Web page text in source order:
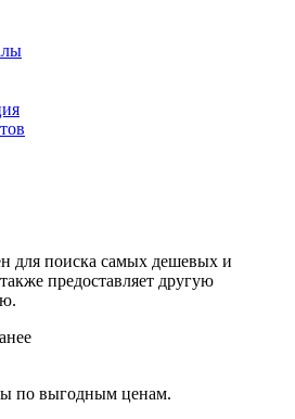
для поиска самых дешевых и
предоставляет другую
по выгодным ценам.